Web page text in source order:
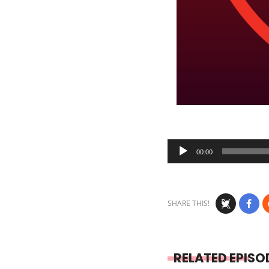
Audio
Player
00:00
SHARE THIS!
RELATED